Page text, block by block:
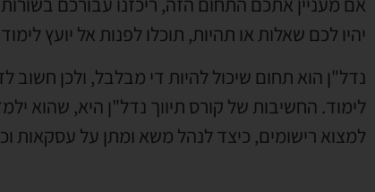
יהיו לכם שאלות או תהיות, תוכלו לפנות אל יועץ
נדל"ן הוא תחום שיכול להיות די מבלבל, ולכן
לימוד. החשיבות של קורס תיווך נדל"ן היא, שהוא
למצוא רישומים, כיצד לנהל משא ומתן על עסקאות